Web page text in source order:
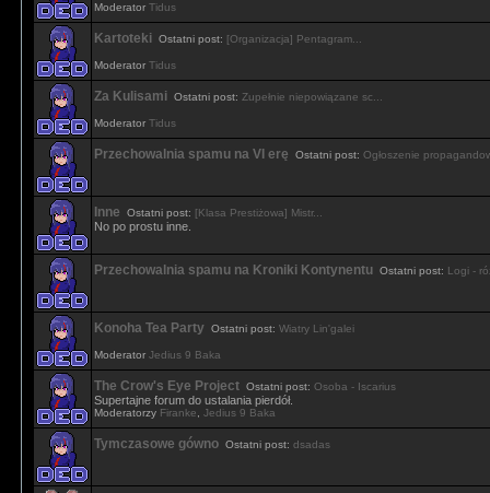
Moderator Tidus
Kartoteki Ostatni post: [Organizacja] Pentagram...
Moderator Tidus
Za Kulisami Ostatni post: Zupełnie niepowiązane sc...
Moderator Tidus
Przechowalnia spamu na VI erę Ostatni post: Ogłoszenie
Inne Ostatni post: [Klasa Prestiżowa] Mistr...
No po prostu inne.
Przechowalnia spamu na Kroniki Kontynentu Ostatni post: Logi -
Konoha Tea Party Ostatni post: Wiatry Lin'galei
Moderator Jedius 9 Baka
The Crow's Eye Project Ostatni post: Osoba - Iscarius
Supertajne forum do ustalania pierdół.
Moderatorzy Firanke Jedius 9 Baka
Tymczasowe gówno Ostatni post: dsadas